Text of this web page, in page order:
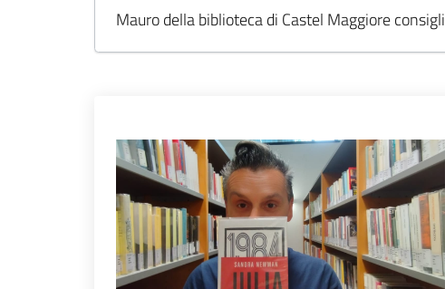
Mauro della biblioteca di Castel Maggiore